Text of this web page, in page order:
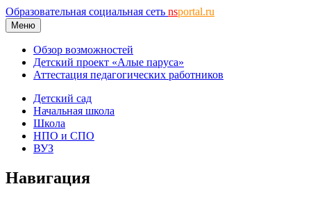
Образовательная социальная сеть nsportal.ru
Меню
Обзор возможностей
Детский проект «Алые паруса»
Аттестация педагогических работников
Детский сад
Начальная школа
Школа
НПО и СПО
ВУЗ
Навигация